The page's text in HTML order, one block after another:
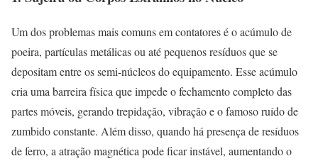
Um dos problemas mais comuns em contatores é o acúmulo de
poeira, partículas metálicas ou até pequenos resíduos que se
depositam entre os semi-núcleos do equipamento. Esse acúmulo
cria uma barreira física que impede o fechamento completo das
partes móveis, gerando trepidação, vibração e o famoso ruído de
zumbido constante. Além disso, quando há presença de resíduos
de ferro, a atração magnética pode ficar instável, aumentando o